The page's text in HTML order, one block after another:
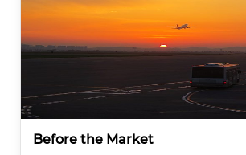
Before the Market